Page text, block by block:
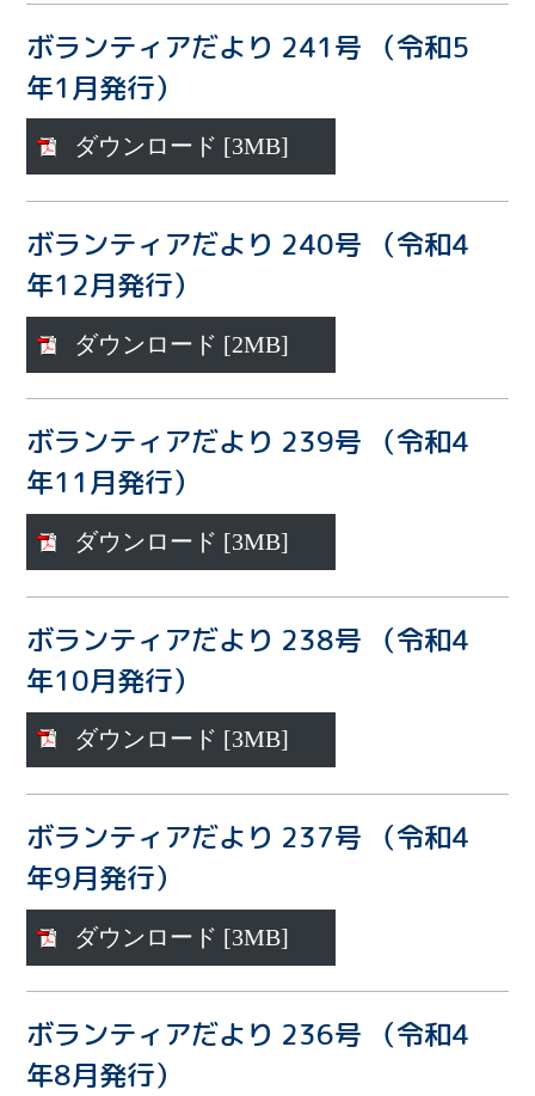
ボランティアだより 241号 （令和5
年1月発行）
ダウンロード [3MB]
ボランティアだより 240号 （令和4
年12月発行）
ダウンロード [2MB]
ボランティアだより 239号 （令和4
年11月発行）
ダウンロード [3MB]
ボランティアだより 238号 （令和4
年10月発行）
ダウンロード [3MB]
ボランティアだより 237号 （令和4
年9月発行）
ダウンロード [3MB]
ボランティアだより 236号 （令和4
年8月発行）